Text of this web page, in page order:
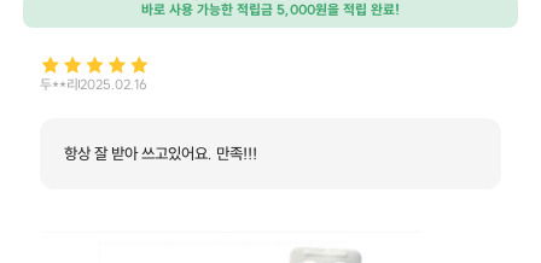
바로 사용 가능한 적립금 5,000원을 적립 완료!
두**리2025.02.16
항상 잘 받아 쓰고있어요. 만족!!!